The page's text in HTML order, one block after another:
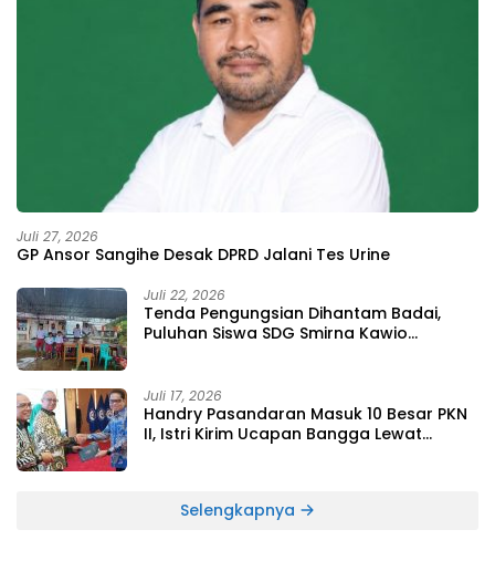
Juli 27, 2026
GP Ansor Sangihe Desak DPRD Jalani Tes Urine
Juli 22, 2026
Tenda Pengungsian Dihantam Badai,
Puluhan Siswa SDG Smirna Kawio
Juli 17, 2026
Handry Pasandaran Masuk 10 Besar PKN
II, Istri Kirim Ucapan Bangga Lewat
Selengkapnya